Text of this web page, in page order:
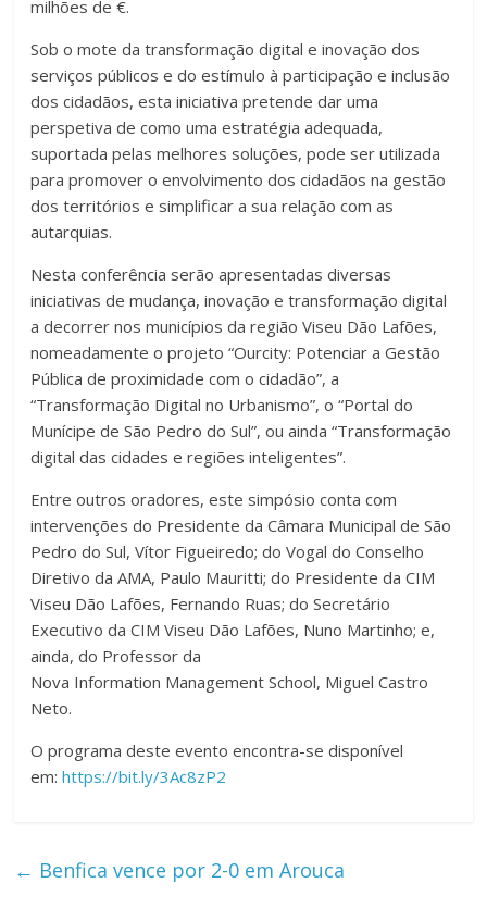
milhões de €.
Sob o mote da transformação digital e inovação dos
serviços públicos e do estímulo à participação e inclusão
dos cidadãos, esta iniciativa pretende dar uma
perspetiva de como uma estratégia adequada,
suportada pelas melhores soluções, pode ser utilizada
para promover o envolvimento dos cidadãos na gestão
dos territórios e simplificar a sua relação com as
autarquias.
Nesta conferência serão apresentadas diversas
iniciativas de mudança, inovação e transformação digital
a decorrer nos municípios da região Viseu Dão Lafões,
nomeadamente o projeto “Ourcity: Potenciar a Gestão
Pública de proximidade com o cidadão”, a
“Transformação Digital no Urbanismo”, o “Portal do
Munícipe de São Pedro do Sul”, ou ainda “Transformação
digital das cidades e regiões inteligentes”.
Entre outros oradores, este simpósio conta com
intervenções do Presidente da Câmara Municipal de São
Pedro do Sul, Vítor Figueiredo; do Vogal do Conselho
Diretivo da AMA, Paulo Mauritti; do Presidente da CIM
Viseu Dão Lafões, Fernando Ruas; do Secretário
Executivo da CIM Viseu Dão Lafões, Nuno Martinho; e,
ainda, do Professor da
Nova Information Management School, Miguel Castro
Neto.
O programa deste evento encontra-se disponível
em:https://bit.ly/3Ac8zP2
← Benfica vence por 2-0 em Arouca